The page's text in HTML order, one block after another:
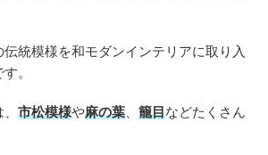
伝統模様を和モダンインテリアに取り入
。
市松模様や麻の葉、 籠目などたくさん